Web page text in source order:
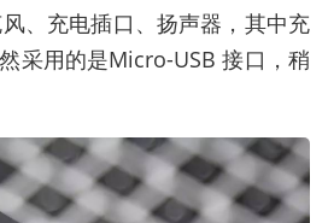
、充电插口、扬声器，其中充
采用的是Micro-USB 接口，稍